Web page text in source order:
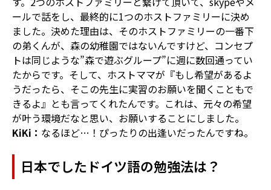
ールで話をし、最終的に1つのホストファミリーに決め
ました。決めた理由は、そのホストファミリーの一番下
の弟くんが、森の幼稚園ではないんですけど、コンセプ
トは同じような”森で遊ぶグループ”に週に数回通ってい
たからです。そして、ホストママが『もし希望があるよ
うだったら、そこの先生に実習のお願いを聞くこともで
きるよ』とも言ってくれたんです。これは、元々の希望
が叶う環境だなと思い、お願いすることにしました。
KiKi： なるほど…！ぴったりの出逢いだったんですね。
日本でしたドイツ語の勉強法は？